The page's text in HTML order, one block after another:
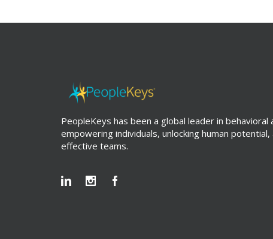
PeopleKeys has been a global leader in
empowering individuals, unlocking human
effective teams.